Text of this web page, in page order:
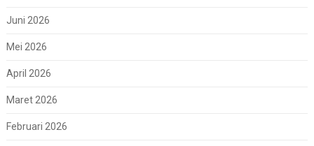
Juni 2026
Mei 2026
April 2026
Maret 2026
Februari 2026